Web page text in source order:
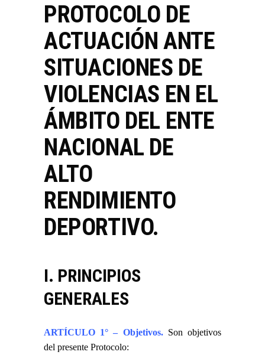
PROTOCOLO DE
ACTUACIÓN ANTE
SITUACIONES DE
VIOLENCIAS EN EL
ÁMBITO DEL ENTE
NACIONAL DE
ALTO
RENDIMIENTO
DEPORTIVO.
I. PRINCIPIOS
GENERALES
ARTÍCULO 1° – Objetivos. Son objetivos
del presente Protocolo: